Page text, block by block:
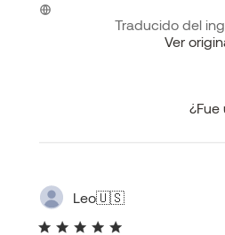
Traducido del
Ver
¿Fue
Leo🇺🇸